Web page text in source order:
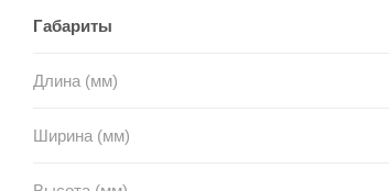
Габариты
Длина (мм)
Ширина (мм)